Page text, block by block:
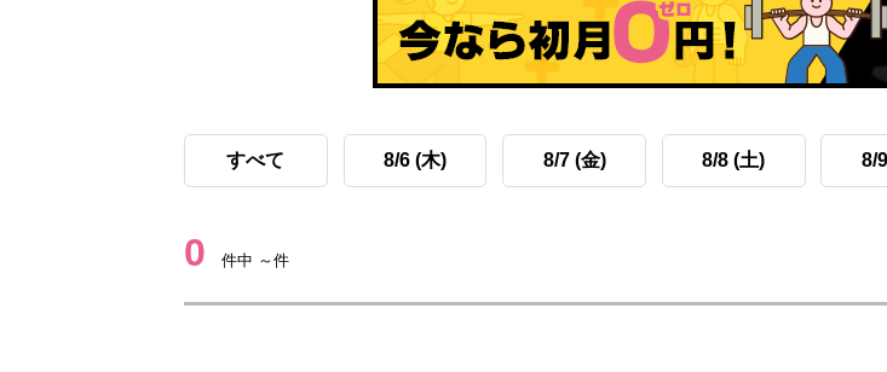
すべて 8/6 (木) 8/7 (金) 8/8 (土) 8/
0 件中 ～件